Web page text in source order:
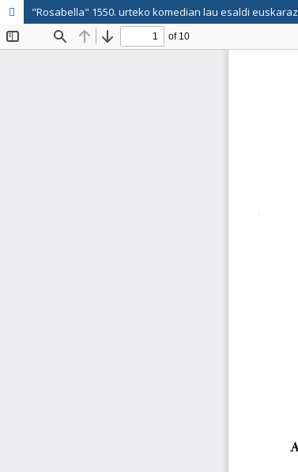
"Rosabella" 1550. urteko komedian lau esaldi euskaraz